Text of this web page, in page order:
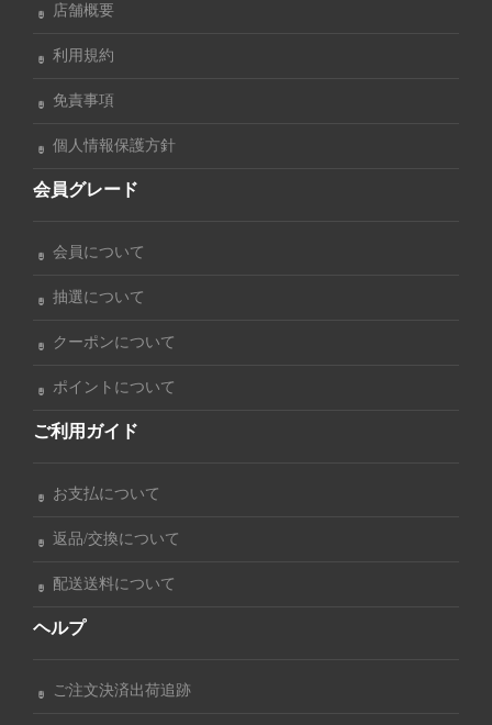
店舗概要
利用規約
免責事項
個人情報保護方針
会員グレード
会員について
抽選について
クーポンについて
ポイントについて
ご利用ガイド
お支払について
返品/交換について
配送送料について
ヘルプ
ご注文決済出荷追跡